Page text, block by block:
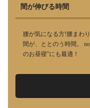
間が伸びる時間
腰が気になる方!腰まわ
間が、ととのう時間。
のお昼寝”にも最適！